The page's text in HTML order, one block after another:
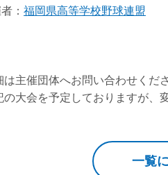
： 福岡県高等学校野球連盟
は主催団体へお問い合わせくだ
の大会を予定しておりますが、
一覧